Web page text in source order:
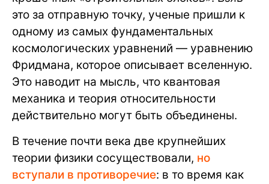
это за отправную точку, ученые пришли к
одному из самых фундаментальных
космологических уравнений — уравнению
Фридмана, которое описывает вселенную.
Это наводит на мысль, что квантовая
механика и теория относительности
действительно могут быть объединены.
В течение почти века две крупнейших
теории физики сосуществовали, но
вступали в противоречие: в то время как